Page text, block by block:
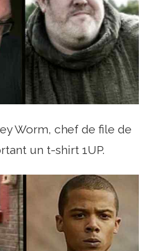
Worm, chef de file de
un t-shirt 1UP.